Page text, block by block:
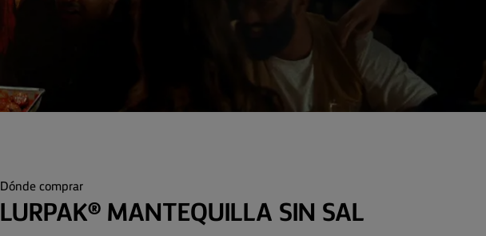
Dónde comprar
LURPAK® MANTEQUILLA SIN SAL